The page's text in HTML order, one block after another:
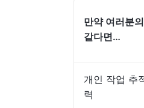
만약 여러분
같다면…
개인 작업 추
력